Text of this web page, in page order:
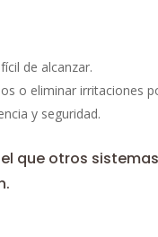
de alcanzar.
o eliminar irritaciones
y seguridad.
que otros